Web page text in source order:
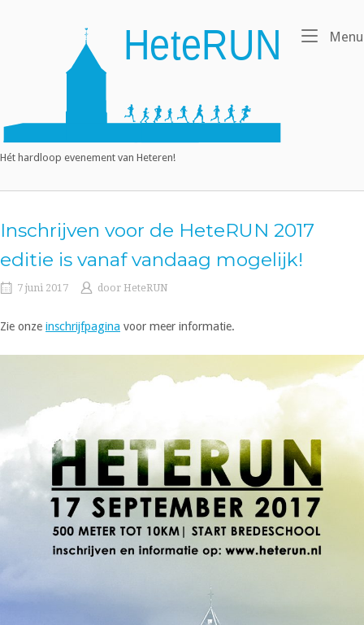
Hét hardloop evenement van Heteren!
Menu
Inschrijven voor de HeteRUN 2017
editie is vanaf vandaag mogelijk!
7 juni 2017 door HeteRUN
Zie onze inschrijfpagina voor meer informatie.